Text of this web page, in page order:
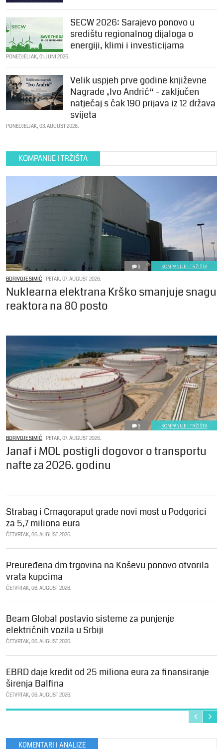
SECW 2026: Sarajevo ponovo u
središtu regionalnog dijaloga o
energiji, klimi i investicijama
PONEDJELJAK, 01. JUNI 2026.
Velik uspjeh prve godine književne
Nagrade „Ivo Andrić“ - zaključen
natječaj s čak 190 prijava iz 12 država
svijeta
PONEDJELJAK, 03. AUGUST 2026.
KOMPANIJE I TRŽIŠTA
0 KOMPANIJE I TRŽIŠTA
BORIVOJE SIMIĆ PETAK, 07. AUGUST 2026.
Nuklearna elektrana Krško smanjuje snagu
reaktora na 80 posto
0 KOMPANIJE I TRŽIŠTA
BORIVOJE SIMIĆ PETAK, 07. AUGUST 2026.
Janaf i MOL postigli dogovor o transportu
nafte za 2026. godinu
Strabag i Crnagoraput grade novi most u Podgorici
za 5,7 miliona eura
ČETVRTAK, 06. AUGUST 2026.
Preuređena dm trgovina na Koševu ponovo otvorila
vrata kupcima
ČETVRTAK, 06. AUGUST 2026.
Beam Global postavio sisteme za punjenje
električnih vozila u Srbiji
ČETVRTAK, 06. AUGUST 2026.
EBRD daje kredit od 25 miliona eura za finansiranje
širenja Balfina
ČETVRTAK, 06. AUGUST 2026.
KOMENTARI I ANALIZE